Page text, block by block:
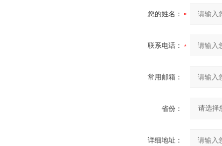
您的姓名：
联系电话：
常用邮箱：
省份：
详细地址：